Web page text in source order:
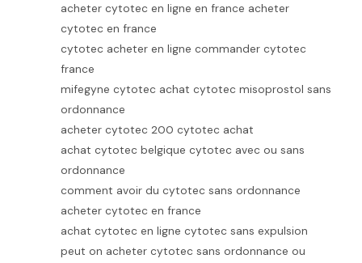
acheter cytotec en ligne en france acheter
cytotec en france
cytotec acheter en ligne commander cytotec
france
mifegyne cytotec achat cytotec misoprostol sans
ordonnance
acheter cytotec 200 cytotec achat
achat cytotec belgique cytotec avec ou sans
ordonnance
comment avoir du cytotec sans ordonnance
acheter cytotec en france
achat cytotec en ligne cytotec sans expulsion
peut on acheter cytotec sans ordonnance ou